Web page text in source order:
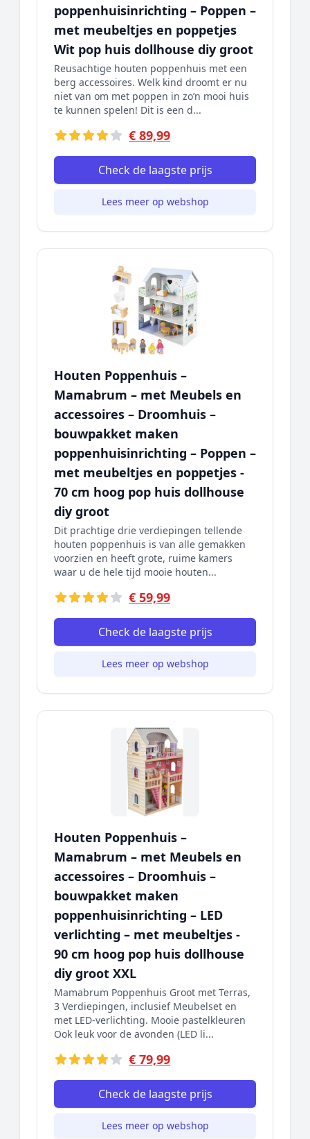
poppenhuisinrichting – Poppen –
met meubeltjes en poppetjes
Wit pop huis dollhouse diy groot
Reusachtige houten poppenhuis met een
berg accessoires. Welk kind droomt er nu
niet van om met poppen in zo’n mooi huis
te kunnen spelen! Dit is een d...
€ 89,99
Check de laagste prijs
Lees meer op webshop
Houten Poppenhuis –
Mamabrum – met Meubels en
accessoires – Droomhuis –
bouwpakket maken
poppenhuisinrichting – Poppen –
met meubeltjes en poppetjes -
70 cm hoog pop huis dollhouse
diy groot
Dit prachtige drie verdiepingen tellende
houten poppenhuis is van alle gemakken
voorzien en heeft grote, ruime kamers
waar u de hele tijd mooie houten...
€ 59,99
Check de laagste prijs
Lees meer op webshop
Houten Poppenhuis –
Mamabrum – met Meubels en
accessoires – Droomhuis –
bouwpakket maken
poppenhuisinrichting – LED
verlichting – met meubeltjes -
90 cm hoog pop huis dollhouse
diy groot XXL
Mamabrum Poppenhuis Groot met Terras,
3 Verdiepingen, inclusief Meubelset en
met LED-verlichting. Mooie pastelkleuren
Ook leuk voor de avonden (LED li...
€ 79,99
Check de laagste prijs
Lees meer op webshop